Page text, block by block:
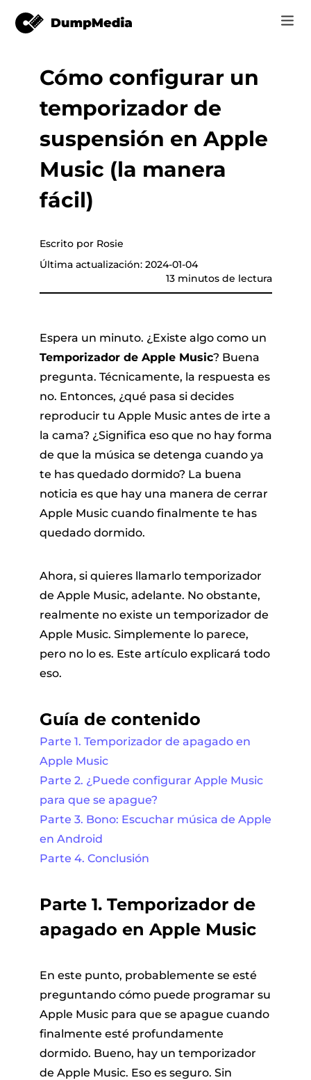
Music
música
YouTube
línea
SoundCloud
reproducción
Vídeo
Herramientas en línea
Spotify a mp3
Música de YouTube para MP3
Música de Apple para MP3
Suno a MP3
Tienda
Cómo
Soporte
Iniciar Sesión
Registrarse
Cómo configurar un
temporizador de
suspensión en Apple
Music (la manera
fácil)
Escrito por Rosie
Última actualización: 2024-01-04
13 minutos de lectura
Espera un minuto. ¿Existe algo como un
Temporizador de Apple Music? Buena
pregunta. Técnicamente, la respuesta es
no. Entonces, ¿qué pasa si decides
reproducir tu Apple Music antes de irte a
la cama? ¿Significa eso que no hay forma
de que la música se detenga cuando ya
te has quedado dormido? La buena
noticia es que hay una manera de cerrar
Apple Music cuando finalmente te has
quedado dormido.
Ahora, si quieres llamarlo temporizador
de Apple Music, adelante. No obstante,
realmente no existe un temporizador de
Apple Music. Simplemente lo parece,
pero no lo es. Este artículo explicará todo
eso.
Guía de contenido
Parte 1. Temporizador de apagado en
Apple Music
Parte 2. ¿Puede configurar Apple Music
para que se apague?
Parte 3. Bono: Escuchar música de Apple
en Android
Parte 4. Conclusión
Parte 1. Temporizador de
apagado en Apple Music
En este punto, probablemente se esté
preguntando cómo puede programar su
Apple Music para que se apague cuando
finalmente esté profundamente
dormido. Bueno, hay un temporizador
de Apple Music. Eso es seguro. Sin